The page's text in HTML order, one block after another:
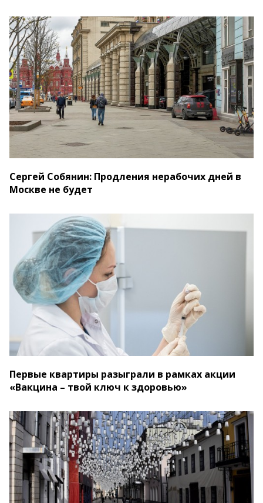
Сергей Собянин: Продления нерабочих дней в
Москве не будет
Первые квартиры разыграли в рамках акции
«Вакцина – твой ключ к здоровью»